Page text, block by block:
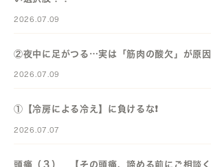
2026.07.09
②夜中に足がつる…実は「筋肉の酸欠」が原因
2026.07.09
①【冷房による冷え】に負けるな❗️
2026.07.07
頭痛（３） 【その頭痛、諦める前にご相談く